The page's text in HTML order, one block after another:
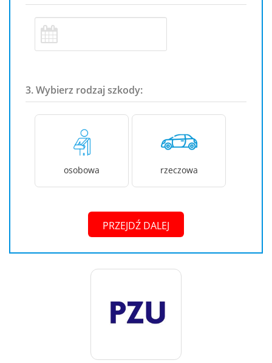
3. Wybierz rodzaj szkody:
osobowa rzeczowa
PRZEJDŹ DALEJ